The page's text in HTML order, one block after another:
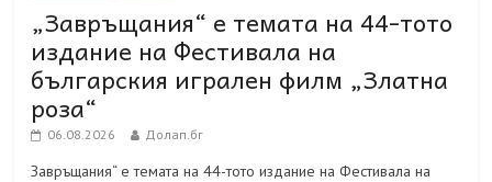
„Завръщания“ е темата на 44-тото
издание на Фестивала на
българския игрален филм „Златна
роза“
06.08.2026 Долап.бг
Завръщания“ е темата на 44-тото издание на Фестивала на